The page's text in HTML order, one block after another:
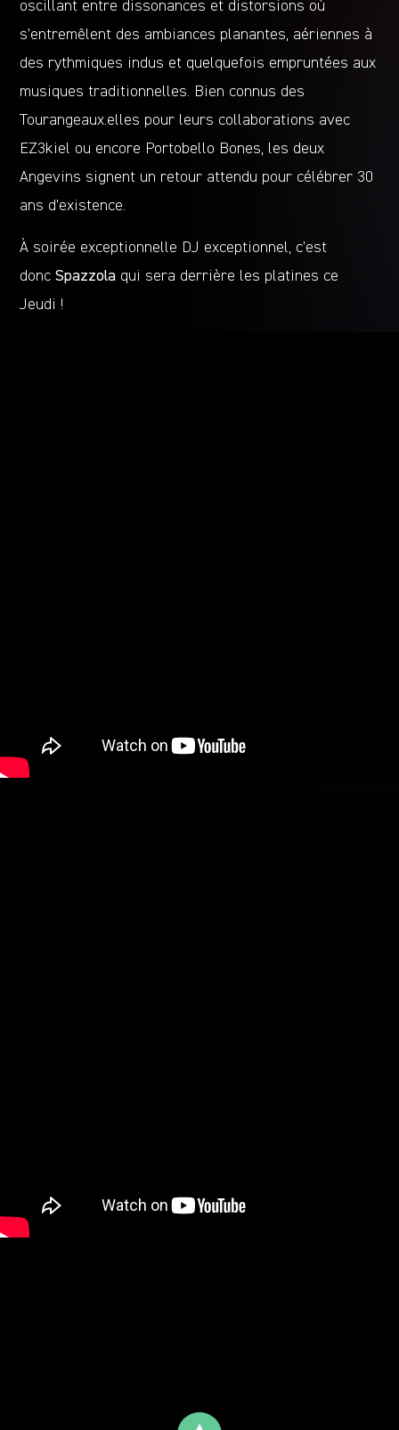
oscillant entre dissonances et distorsions où
s’entremêlent des ambiances planantes, aériennes à
des rythmiques indus et quelquefois empruntées aux
musiques traditionnelles. Bien connus des
Tourangeaux.elles pour leurs collaborations avec
EZ3kiel ou encore Portobello Bones, les deux
Angevins signent un retour attendu pour célébrer 30
ans d’existence.
À soirée exceptionnelle DJ exceptionnel, c’est
doncSpazzola qui sera derrière les platines ce
Jeudi !